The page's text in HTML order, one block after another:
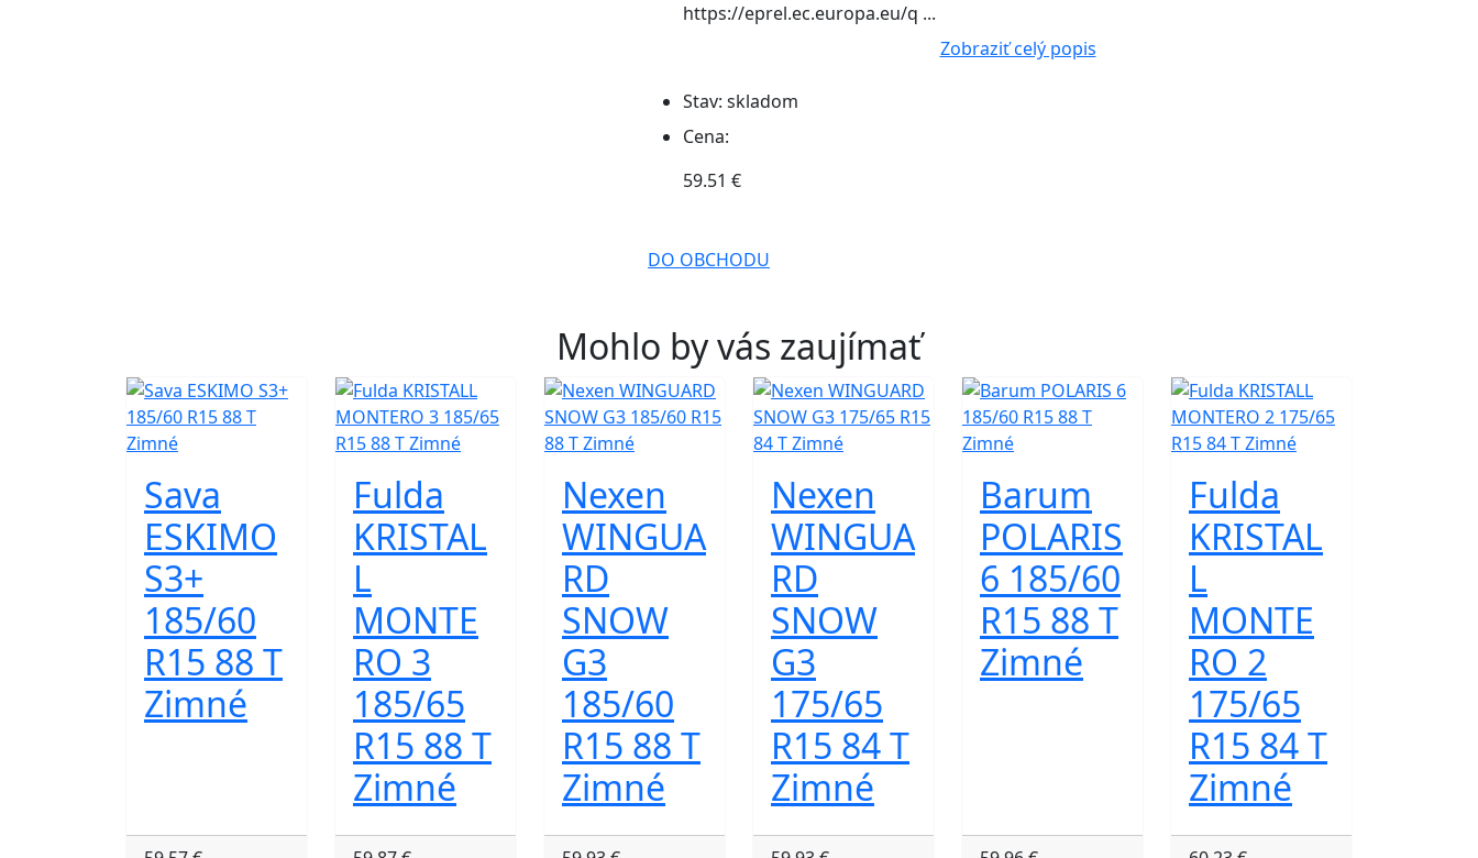
https://eprel.ec.europa.eu/q ...
Zobraziť celý popis
Stav: skladom
Cena:
59.51 €
DO OBCHODU
Mohlo by vás zaujímať
Sava
ESKIMO
S3+
185/60
R15 88 T
Zimné
Fulda
KRISTAL
L
MONTE
RO 3
185/65
R15 88 T
Zimné
Nexen
WINGUA
RD
SNOW
G3
185/60
R15 88 T
Zimné
Nexen
WINGUA
RD
SNOW
G3
175/65
R15 84 T
Zimné
Barum
POLARIS
6 185/60
R15 88 T
Zimné
Fulda
KRISTAL
L
MONTE
RO 2
175/65
R15 84 T
Zimné